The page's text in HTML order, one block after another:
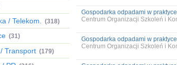
/ Telekom. (318)
(31)
Transport (179)
Gospodarka odpadami w
Centrum Organizacji Szkoleń i
Gospodarka odpadami w
Centrum Organizacji Szkoleń i